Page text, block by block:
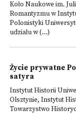
Koło Naukowe im.
Romantyzmu w
Polonistyki
udziału w (...)
Życie prywatne
satyra
Instytut Historii
Olsztynie, Instytut
Towarzystwo